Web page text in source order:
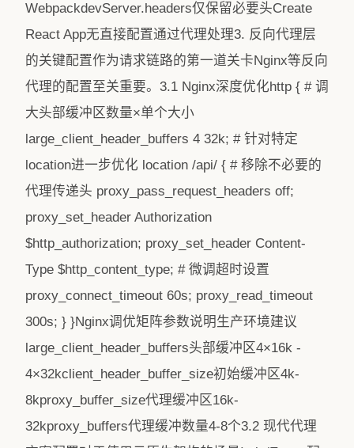
WebpackdevServer.headers仅保留必要头Create
React App无直接配置通过代理处理3. 反向代理层
的关键配置作为请求链路的第一道关卡Nginx等反向
代理的配置至关重要。3.1 Nginx深度优化http { # 调
大头部缓冲区数量×单个大小
large_client_header_buffers 4 32k; # 针对特定
location进一步优化 location /api/ { # 移除不必要的
代理传递头 proxy_pass_request_headers off;
proxy_set_header Authorization
$http_authorization; proxy_set_header Content-
Type $http_content_type; # 微调超时设置
proxy_connect_timeout 60s; proxy_read_timeout
300s; } }Nginx调优矩阵参数说明生产环境建议
large_client_header_buffers头部缓冲区4×16k -
4×32kclient_header_buffer_size初始缓冲区4k-
8kproxy_buffer_size代理缓冲区16k-
32kproxy_buffers代理缓冲数量4-8个3.2 现代代理